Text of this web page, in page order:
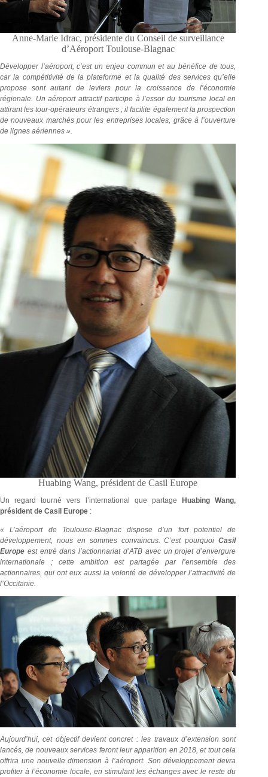
Anne-Marie Idrac, présidente du Conseil de surveillance
d’Aéroport Toulouse-Blagnac
Développer l’aéroport, c’est un enjeu commun et au bénéfice de tous,
car la compétitivité de la plateforme et la qualité des services qu’elle
propose sont autant de leviers pour la croissance de l’économie
régionale. Un aéroport attractif participe à l’essor du tourisme local en
attirant les tour-opérateurs étrangers ; il facilite également la prospection
de nouveaux marchés pour les entreprises locales, grâce à l’ouverture
de lignes aériennes ».
Huabing Wang, président de Casil Europe
Un regard tourné vers l’international que partageHuabing Wang,
président de Casil Europe :
« L’aéroport de Toulouse-Blagnac dispose d’un fort potentiel de
développement, nous en sommes convaincus. C’est pourquoiCasil
Europe est entré dans l’actionnariat d’ATB avec un projet d’envergure
internationale ; cette ambition est partagée par l’ensemble des
actionnaires, qui ont eux aussi la volonté de développer l’attractivité de
l’Occitanie.
Aujourd’hui, cet objectif devient concret : les travaux d’extension sont
lancés, de nouveaux services feront leur apparition en 2018, et tout cela
offrira une nouvelle dimension à l’aéroport. Son développement devra
profiter à l’économie locale, en stimulant les échanges avec le reste du